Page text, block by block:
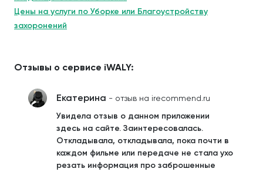
Цены на услуги по Уборке или Благоустройству
захоронений
Отзывы о сервисе iWALY:
Екатерина - отзыв на irecommend.ru
Увидела отзыв о данном приложении
здесь на сайте. Заинтересовалась.
Откладывала, откладывала, пока почти в
каждом фильме или передаче не стала ухо
резать информация про заброшенные